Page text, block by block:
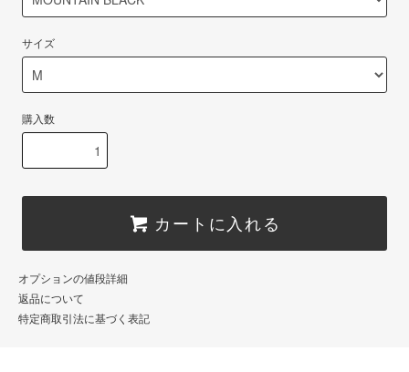
サイズ
購入数
カートに入れる
オプションの値段詳細
返品について
特定商取引法に基づく表記